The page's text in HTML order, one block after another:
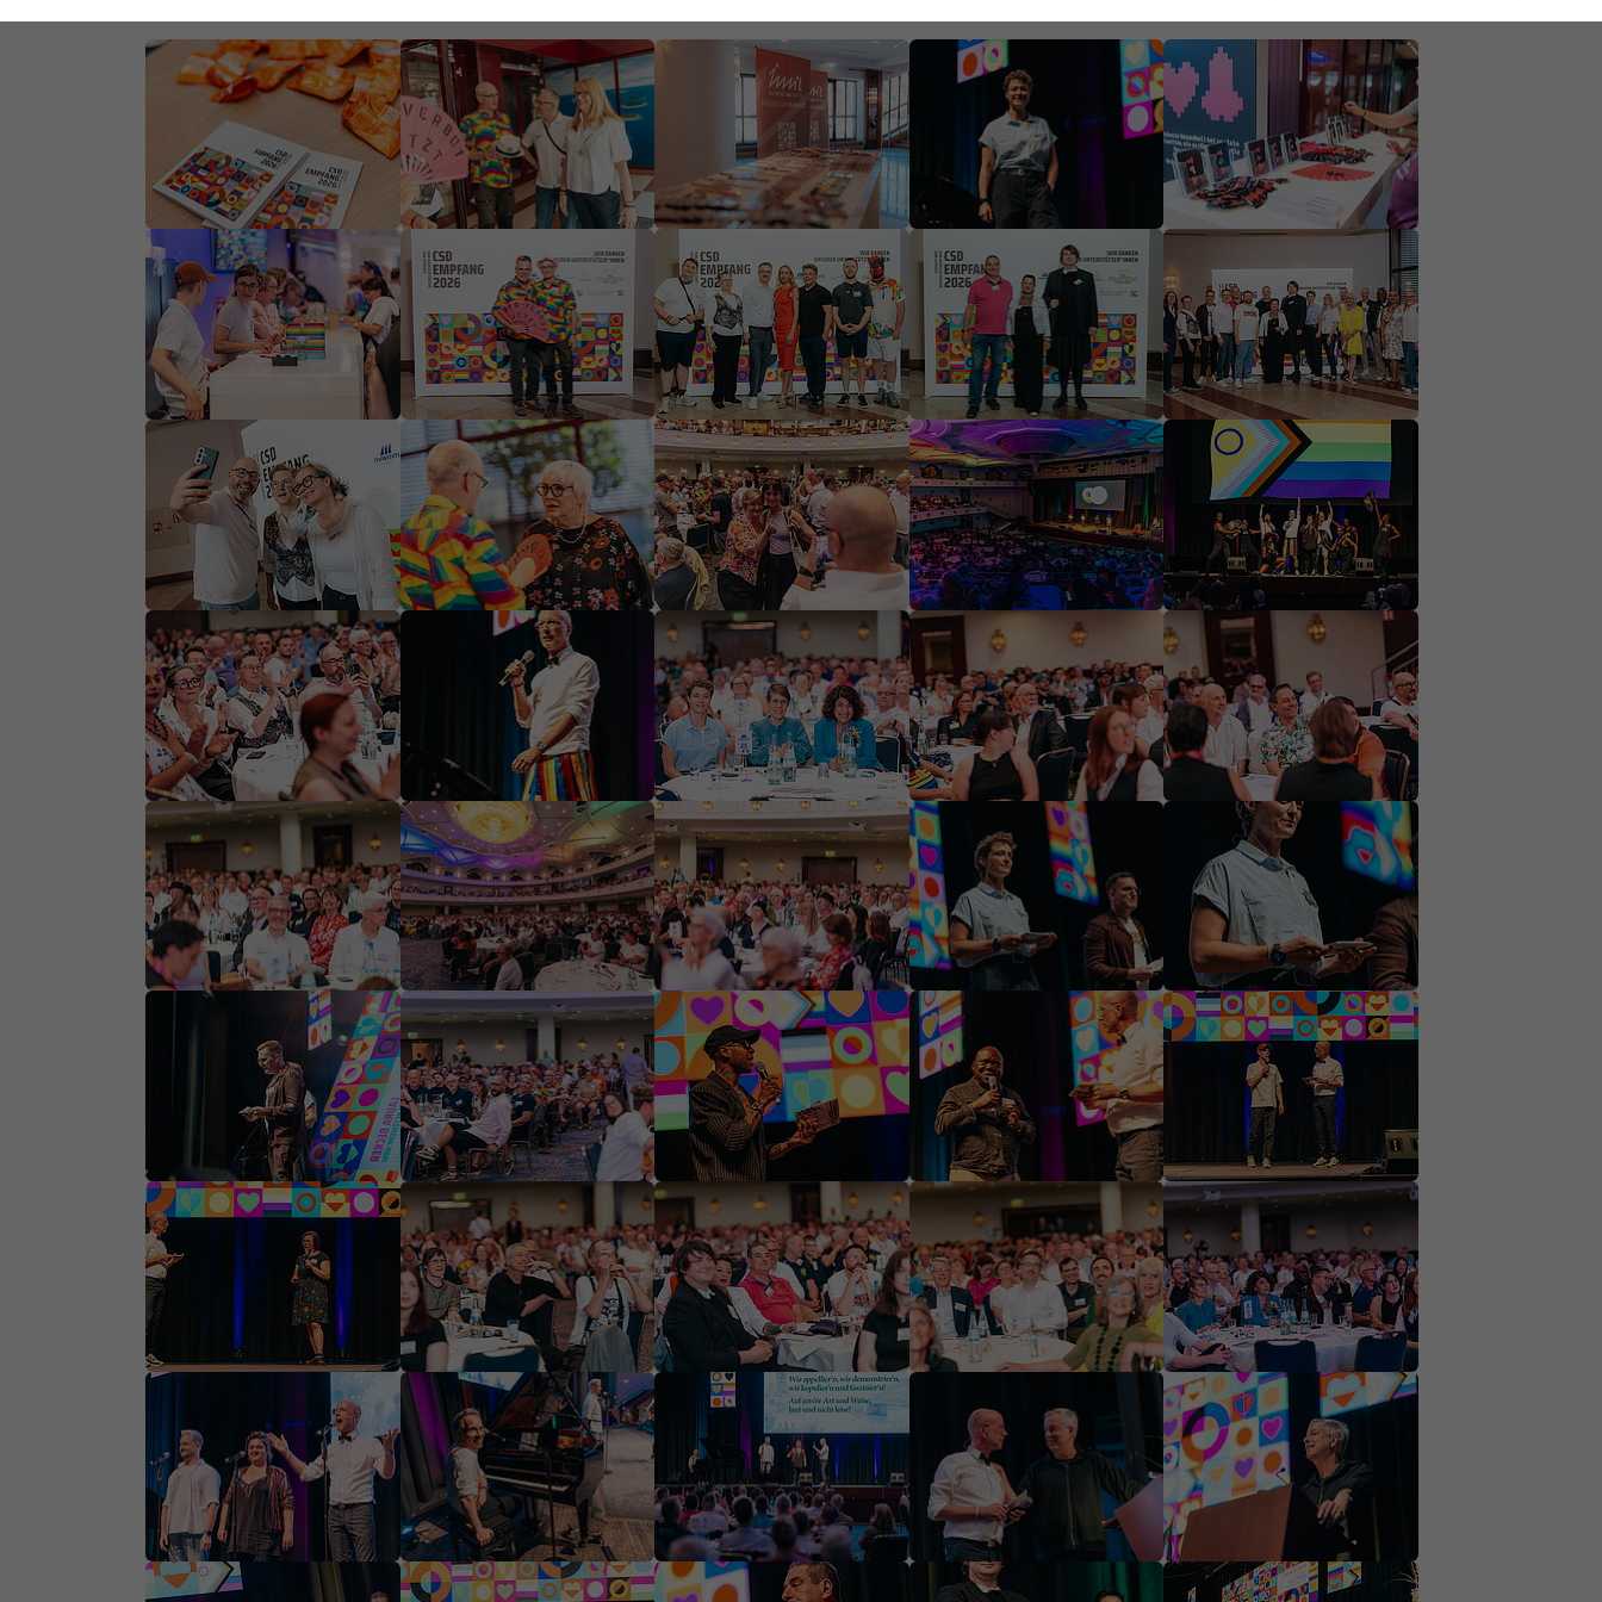
Typo3
1 Jahr
Dieses Cookie wird
verwendet, um
Ihre Cookie-
Einstellungen für
diese Website zu
speichern.
Anbieter YouTube
Laufzeit
höchstens 6 Monate /Ablauf:
nach spätestens sechs
Monaten
Zweck
Diese drei Cookies werden
verwendet, um eine
Verbindung zu YouTube
herzustellen und Videos
abzuspielen.
Show larger version Show larger version Show larger version Show larger version Show larger version
Show larger version Show larger version Show larger version Show larger version Show larger version
Show larger version Show larger version Show larger version Show larger version Show larger version
Show larger version Show larger version Show larger version Show larger version Show larger version
Show larger version Show larger version Show larger version Show larger version Show larger version
Show larger version Show larger version Show larger version Show larger version Show larger version
Show larger version Show larger version Show larger version Show larger version Show larger version
Show larger version Show larger version Show larger version Show larger version Show larger version
Show larger version Show larger version Show larger version Show larger version Show larger version